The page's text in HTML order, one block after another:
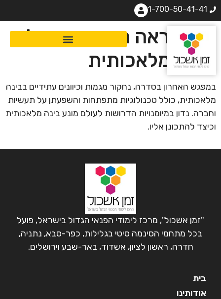
1-700-50-41-41
איך ייראה העתיד, בשילוב
בינה מלאכותית
במפגש האחרון בסדרה, נחקור מגמות וכיוונים עתידיים בבינה
מלאכותית, כולל טכנולוגיות מתפתחות והשפעתן על תעשיות
וחברה. נדון במיומנויות הדרושות לעולם מונע בינה מלאכותית
וכיצד להתכונן אליו.
"זמן אשכול", מרכז לימודי הפנאי הגדול בישראל, פועל
בכל מתחמי הסינמה סיטי בגלילות, כפר-סבא, נתניה,
חדרה, ראשון לציון, אשדוד, באר-שבע וירושלים.
בית
אודותינו